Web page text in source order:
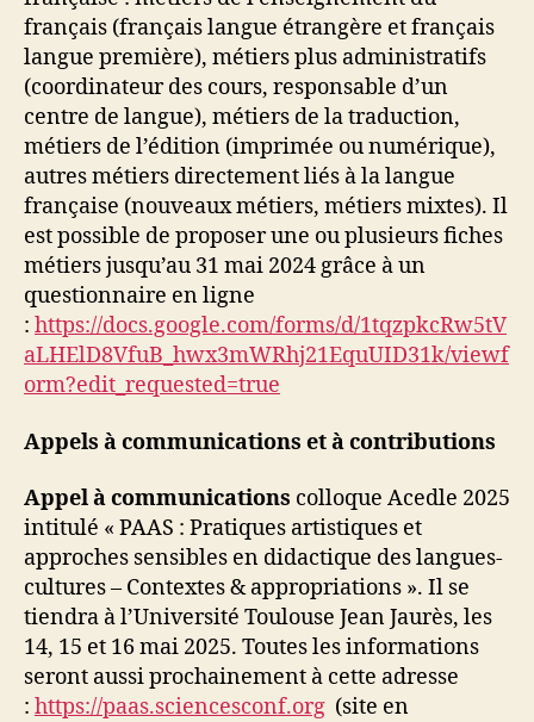
français (français langue étrangère et français
langue première), métiers plus administratifs
(coordinateur des cours, responsable d’un
centre de langue), métiers de la traduction,
métiers de l’édition (imprimée ou numérique),
autres métiers directement liés à la langue
française (nouveaux métiers, métiers mixtes). Il
est possible de proposer une ou plusieurs fiches
métiers jusqu’au 31 mai 2024 grâce à un
questionnaire en ligne
: https://docs.google.com/forms/d/1tqzpkcRw5tV
aLHElD8VfuB_hwx3mWRhj21EquUID31k/viewf
orm?edit_requested=true
Appels àcommunications et à contributions
Appel à communications colloque Acedle 2025
intitulé « PAAS : Pratiques artistiques et
approches sensibles en didactique des langues-
cultures – Contextes & appropriations ». Il se
tiendra à l’Université Toulouse Jean Jaurès, les
14, 15 et 16 mai 2025. Toutes les informations
seront aussi prochainement à cette adresse
: https://paas.sciencesconf.org (site en